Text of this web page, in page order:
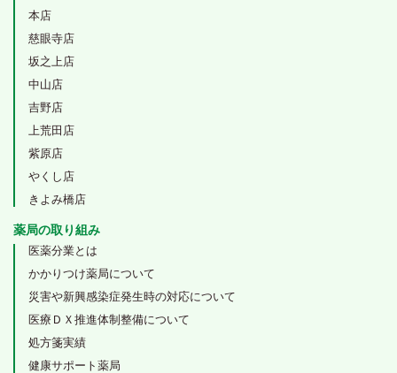
本店
慈眼寺店
坂之上店
中山店
吉野店
上荒田店
紫原店
やくし店
きよみ橋店
薬局の取り組み
医薬分業とは
かかりつけ薬局について
災害や新興感染症発生時の対応について
医療ＤＸ推進体制整備について
処方箋実績
健康サポート薬局